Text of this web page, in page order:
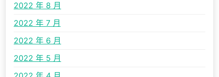
2022 年 8 月
2022 年 7 月
2022 年 6 月
2022 年 5 月